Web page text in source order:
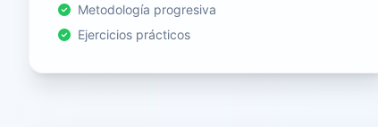
Metodología progresiva
Ejercicios prácticos